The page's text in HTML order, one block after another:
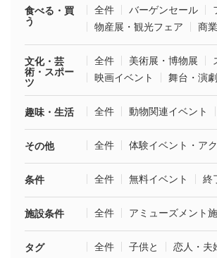
食べる・買
う
全件 バーゲンセール
物産展・観光フェア
商
文化・芸
術・スポー
ツ
全件 美術展・博物展
映画イベント
舞台・演劇
趣味・生活 全件 動物関連イベント
その他 全件 体験イベント・ア
条件 全件 無料イベント 終
施設条件 全件 アミューズメント
タグ 全件 子供と 恋人・夫